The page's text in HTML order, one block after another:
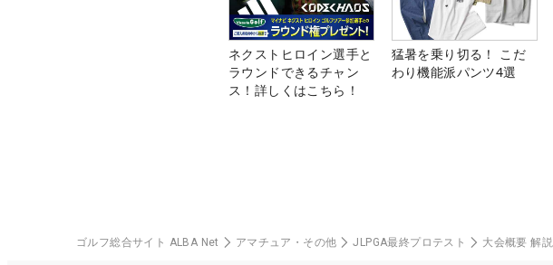
ネクストヒロイン選手と
ラウンドできるチャン
ス！詳しくはこちら！
猛暑を乗り切る！ こだ
わり機能派パンツ4選
ゴルフ総合サイト ALBA Net アマチュア・その他 JLPGA最終プロテスト 大会概要 解説